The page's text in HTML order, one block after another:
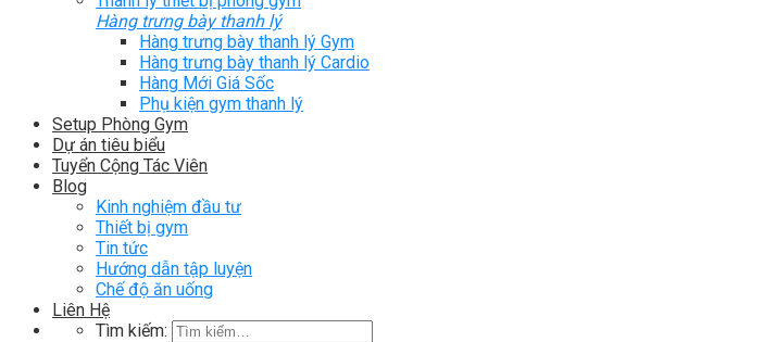
Hàng trưng bày thanh lý
Hàng trưng bày thanh lý Gym
Hàng trưng bày thanh lý Cardio
Hàng Mới Giá Sốc
Phụ kiện gym thanh lý
Setup Phòng Gym
Dự án tiêu biểu
Tuyển Cộng Tác Viên
Blog
Kinh nghiệm đầu tư
Thiết bị gym
Tin tức
Hướng dẫn tập luyện
Chế độ ăn uống
Liên Hệ
Tìm kiếm: